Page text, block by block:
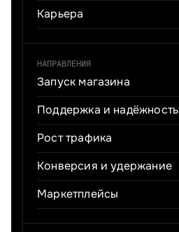
Карьера
НАПРАВЛЕНИЯ
Запуск магазина
Поддержка и надёжность
Рост трафика
Конверсия и удержание
Маркетплейсы